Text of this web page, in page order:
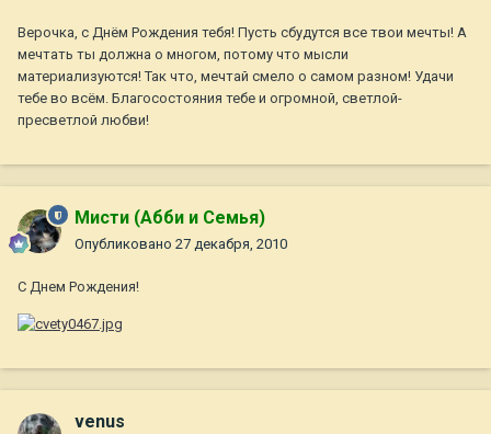
Верочка, с Днём Рождения тебя! Пусть сбудутся все твои мечты! А
мечтать ты должна о многом, потому что мысли
материализуются! Так что, мечтай смело о самом разном! Удачи
тебе во всём. Благосостояния тебе и огромной, светлой-
пресветлой любви!
Мисти (Абби и Семья)
Опубликовано 27 декабря, 2010
С Днем Рождения!
venus